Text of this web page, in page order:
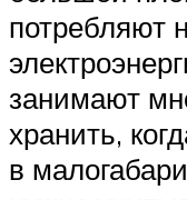
потребляют
занимают
хранить,
в